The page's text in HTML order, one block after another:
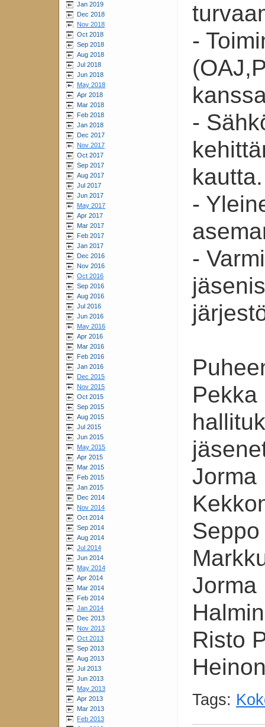
Jan 2019
Dec 2018
Nov 2018
Oct 2018
Sep 2018
Aug 2018
Jul 2018
Jun 2018
May 2018
Apr 2018
Mar 2018
Feb 2018
Jan 2018
Dec 2017
Nov 2017
Oct 2017
Sep 2017
Aug 2017
Jul 2017
Jun 2017
May 2017
Apr 2017
Mar 2017
Feb 2017
Jan 2017
Dec 2016
Nov 2016
Oct 2016
Sep 2016
Aug 2016
Jul 2016
Jun 2016
May 2016
Apr 2016
Mar 2016
Feb 2016
Jan 2016
Dec 2015
Nov 2015
Oct 2015
Sep 2015
Aug 2015
Jul 2015
Jun 2015
May 2015
Apr 2015
Mar 2015
Feb 2015
Jan 2015
Dec 2014
Nov 2014
Oct 2014
Sep 2014
Aug 2014
Jul 2014
Jun 2014
May 2014
Apr 2014
Mar 2014
Feb 2014
Jan 2014
Dec 2013
Nov 2013
Oct 2013
Sep 2013
Aug 2013
Jul 2013
Jun 2013
May 2013
Apr 2013
Mar 2013
Feb 2013
-
-
kautta.
-
-
Pekka
Jorma
Jorma
Risto
Tags: